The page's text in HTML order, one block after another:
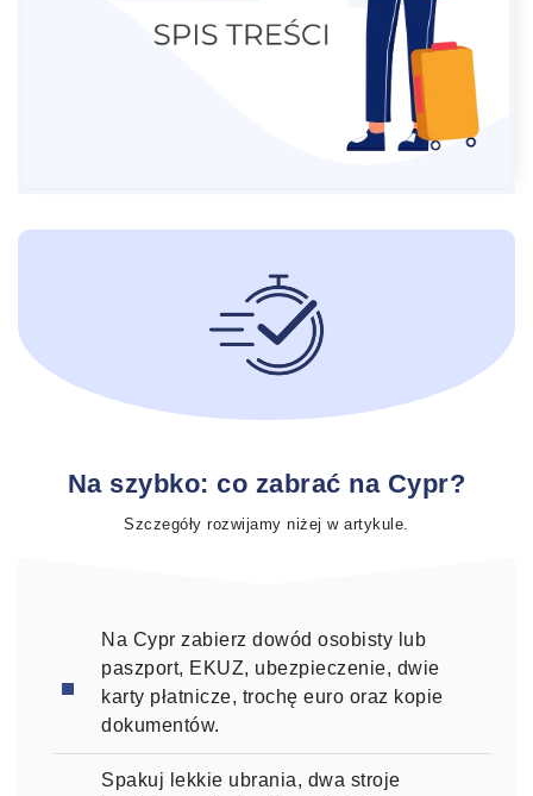
Na szybko: co zabrać na Cypr?
Szczegóły rozwijamy niżej w artykule.
Na Cypr zabierz dowód osobisty lub
paszport, EKUZ, ubezpieczenie, dwie
karty płatnicze, trochę euro oraz kopie
dokumentów.
Spakuj lekkie ubrania, dwa stroje